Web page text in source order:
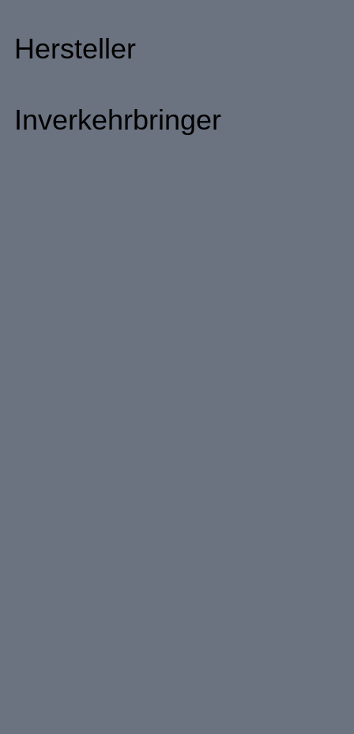
Hersteller
Inverkehrbringer